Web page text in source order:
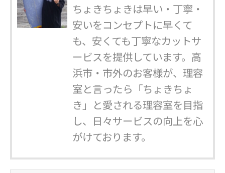
ちょきちょきは早い・丁寧・
安いをコンセプトに早くて
も、安くても丁寧なカットサ
ービスを提供しています。高
浜市・市外のお客様が、理容
室と言ったら「ちょきちょ
き」と愛される理容室を目指
し、日々サービスの向上を心
がけております。